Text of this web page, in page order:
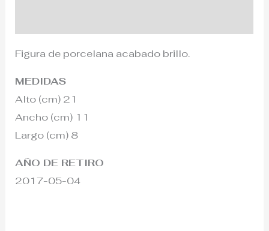
Figura de porcelana acabado brillo.
MEDIDAS
Alto (cm) 21
Ancho (cm) 11
Largo (cm) 8
AÑO DE RETIRO
2017-05-04